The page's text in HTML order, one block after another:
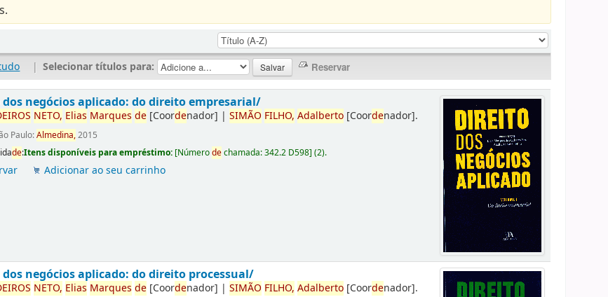
| Selecionar títulos para:
negócios aplicado: do direito empresarial/
IROS NETO, Elias Marques de [Coordenador] |SIMÃO FILHO, Adalberto [Coordenador].
Paulo:Almedina,2015
de:Itens disponíveis para empréstimo: [Númerodechamada:342.2 D598](2).
Adicionar ao seu carrinho
negócios aplicado: do direito processual/
IROS NETO, Elias Marques de [Coordenador] |SIMÃO FILHO, Adalberto [Coordenador].